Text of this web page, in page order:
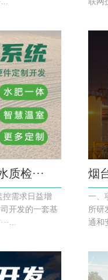
检···
控需求日益增
开发的一套基
烟
一、
所研
通和